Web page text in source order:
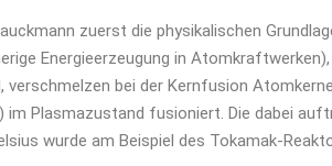
zuerst die physikalischen
Energieerzeugung in
bei der Kernfusion
Plasmazustand fusioniert. Die dabei
wurde am Beispiel des Tokamak-